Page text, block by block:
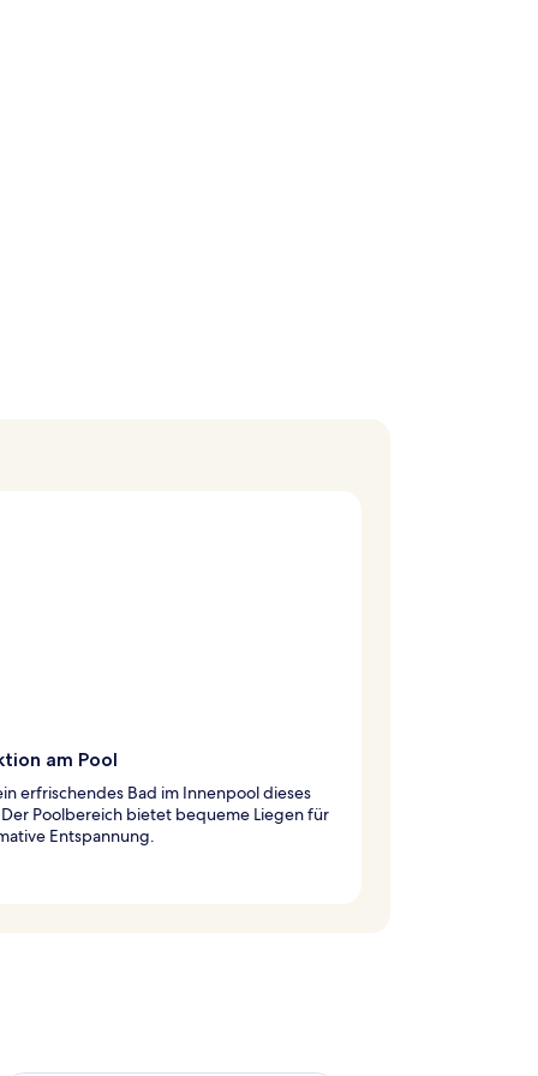
am Pool
erfrischendes Bad im Innenpool dieses
Poolbereich bietet bequeme Liegen für
Entspannung.